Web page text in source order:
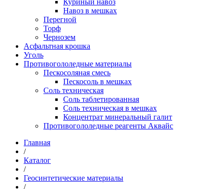
Куриный навоз
Навоз в мешках
Перегной
Торф
Чернозем
Асфальтная крошка
Уголь
Противогололедные материалы
Пескосоляная смесь
Пескосоль в мешках
Соль техническая
Соль таблетированная
Соль техническая в мешках
Концентрат минеральный галит
Противогололедные реагенты Аквайс
Главная
/
Каталог
/
Геосинтетические материалы
/